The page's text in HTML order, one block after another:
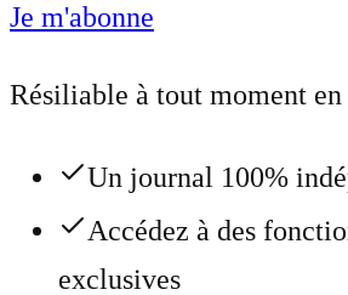
Je m'abonne
Résiliable à tout moment
Un journal 100%
Accédez à des
exclusives